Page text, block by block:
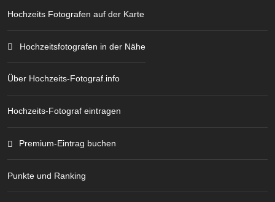
Hochzeits Fotografen auf der Karte
Hochzeitsfotografen in der Nähe
Über Hochzeits-Fotograf.info
Hochzeits-Fotograf eintragen
Premium-Eintrag buchen
Punkte und Ranking